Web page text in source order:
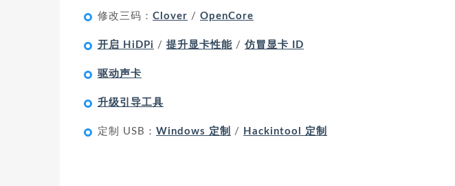
修改三码： Clover / OpenCore
开启 HiDPi / 提升显卡性能 / 仿冒显卡 ID
驱动声卡
升级引导工具
定制 USB： Windows 定制 / Hackintool 定制